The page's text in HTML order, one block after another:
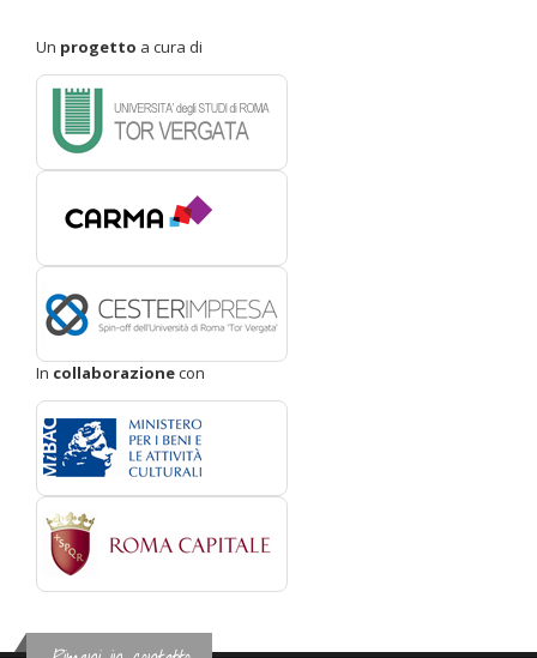
Un progetto a cura di
In collaborazionecon